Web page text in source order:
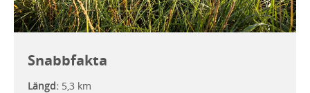
Snabbfakta
Längd: 5,3 km